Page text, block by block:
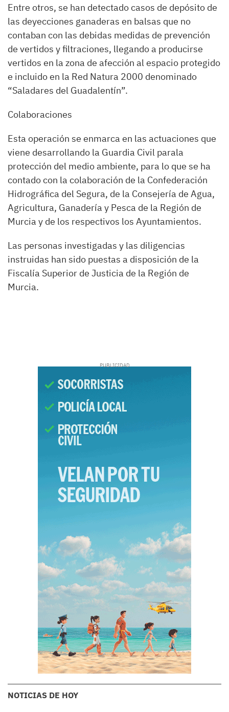
Entre otros, se han detectado casos de depósito de
las deyecciones ganaderas en balsas que no
contaban con las debidas medidas de prevención
de vertidos y filtraciones, llegando a producirse
vertidos en la zona de afección al espacio protegido
e incluido en la Red Natura 2000 denominado
“Saladares del Guadalentín”.
Colaboraciones
Esta operación se enmarca en las actuaciones que
viene desarrollando la Guardia Civil parala
protección del medio ambiente, para lo que se ha
contado con la colaboración de la Confederación
Hidrográfica del Segura, de la Consejería de Agua,
Agricultura, Ganadería y Pesca de la Región de
Murcia y de los respectivos los Ayuntamientos.
Las personas investigadas y las diligencias
instruidas han sido puestas a disposición de la
Fiscalía Superior de Justicia de la Región de
Murcia.
NOTICIAS DE HOY